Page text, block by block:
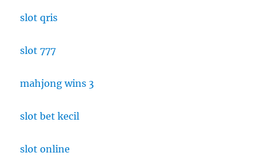
slot qris
slot 777
mahjong wins 3
slot bet kecil
slot online